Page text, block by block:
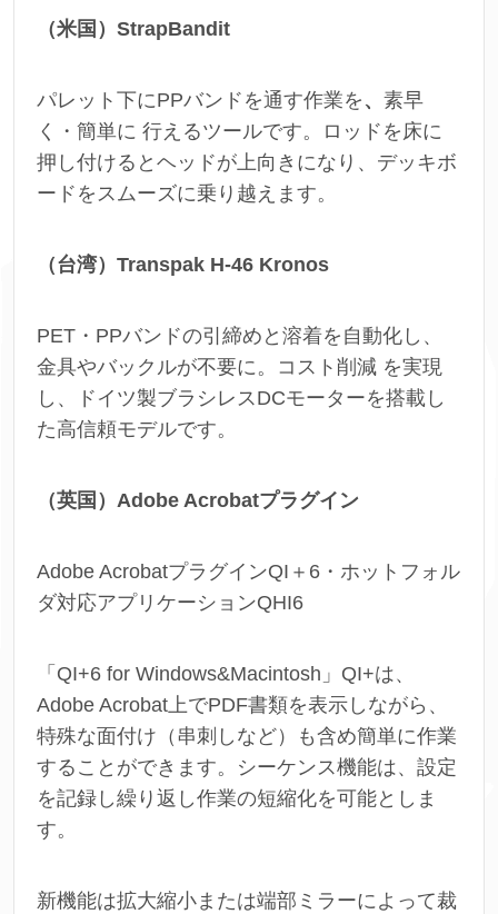
（米国）StrapBandit
パレット下にPPバンドを通す作業を 、 素早
く・簡単に 行えるツールです。ロッドを床に
押し付けるとヘッドが上向きになり、デッキボ
ードをスムーズに乗り越えます。
（台湾）Transpak H-46 Kronos
PET・PPバンドの引締めと溶着を自動化し、
金具やバックルが不要に。コスト削減 を実現
し、ドイツ製ブラシレスDCモーターを搭載し
た高信頼モデルです。
（英国）Adobe Acrobatプラグイン
Adobe AcrobatプラグインQI＋6・ホットフォル
ダ対応アプリケーションQHI6
「QI+6 for Windows&Macintosh」QI+は、
Adobe Acrobat上でPDF書類を表示しながら、
特殊な面付け（串刺しなど）も含め簡単に作業
することができます。シーケンス機能は、設定
を記録し繰り返し作業の短縮化を可能としま
す。
新機能は拡大縮小または端部ミラーによって裁